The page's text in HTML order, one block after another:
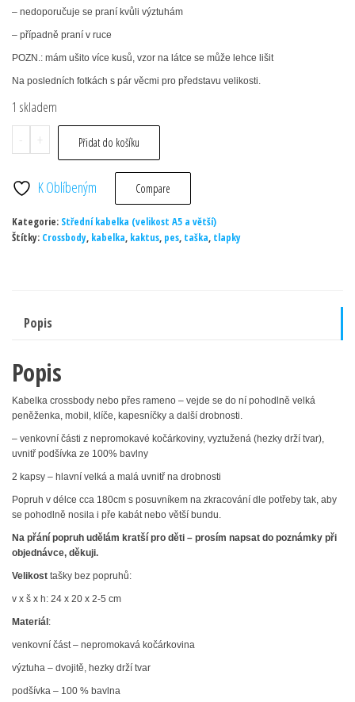
– nedoporučuje se praní kvůli výztuhám
– případně praní v ruce
POZN.: mám ušito více kusů, vzor na látce se může lehce lišit
Na posledních fotkách s pár věcmi pro představu velikosti.
1 skladem
-
Taška
Cherry
-
pampelišky
množství
+ Přidat do košíku
K Oblíbeným Compare
Kategorie: Střední kabelka (velikost A5 a větší)
Štítky: Crossbody, kabelka, kaktus, pes, taška, tlapky
Popis
Popis
Kabelka crossbody nebo přes rameno – vejde se do ní pohodlně velká
peněženka, mobil, klíče, kapesníčky a další drobnosti.
– venkovní části z nepromokavé kočárkoviny, vyztužená (hezky drží tvar),
uvnitř podšívka ze 100% bavlny
2 kapsy – hlavní velká a malá uvnitř na drobnosti
Popruh v délce cca 180cm s posuvníkem na zkracování dle potřeby tak, aby
se pohodlně nosila i pře kabát nebo větší bundu.
Na přání popruh udělám kratší pro děti – prosím napsat do poznámky při
objednávce, děkuji.
Velikost tašky bez popruhů:
v x š x h: 24 x 20 x 2-5 cm
Materiál :
venkovní část – nepromokavá kočárkovina
výztuha – dvojitě, hezky drží tvar
podšívka – 100 % bavlna